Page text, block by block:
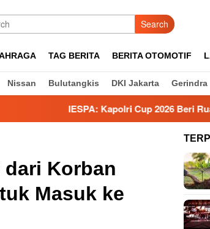
Search
TAG BERITA BERITA OTOMOTIF
Nissan Bulutangkis DKI Jakarta Gerindra
IESPA: Kapolri Cup 2026 Beri Ruang
dari Korban
Masuk ke